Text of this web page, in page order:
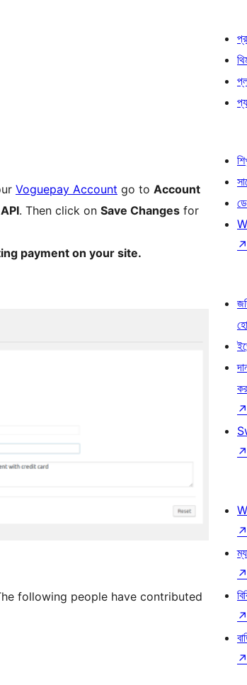
Voguepay Account go to Account
. Then click on Save Changes for
payment on your site.
following people have contributed
↗
↗
↗
↗
↗
↗
↗